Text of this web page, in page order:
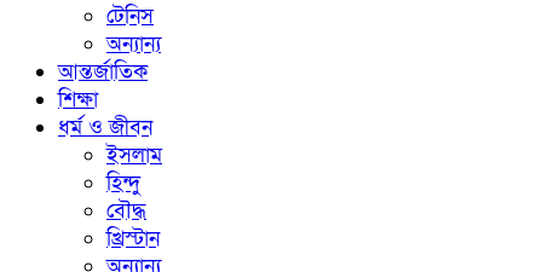
টেনিস
অন্যান্য
আন্তর্জাতিক
শিক্ষা
ধর্ম ও জীবন
ইসলাম
হিন্দু
বৌদ্ধ
খ্রিস্টান